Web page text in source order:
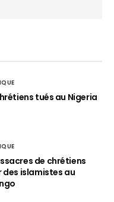
tués au Nigeria
de chrétiens
des islamistes au